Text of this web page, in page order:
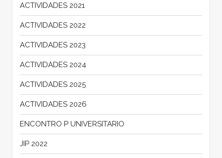
ACTIVIDADES 2021
ACTIVIDADES 2022
ACTIVIDADES 2023
ACTIVIDADES 2024
ACTIVIDADES 2025
ACTIVIDADES 2026
ENCONTRO P UNIVERSITARIO
JIP 2022